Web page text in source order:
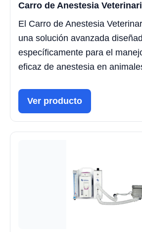
Carro de Anestesia
El Carro de Anestesia
una solución avanzada
específicamente para el
eficaz de anestesia en
Ver producto